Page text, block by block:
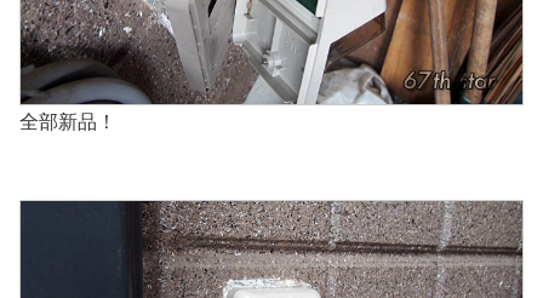
全部新品！